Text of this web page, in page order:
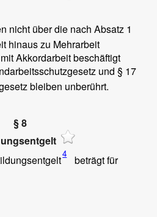
nicht über die nach Absatz 1
hinaus zu Mehrarbeit
Akkordarbeit beschäftigt
und § 17
bleiben unberührt.
§ 8
4
beträgt für